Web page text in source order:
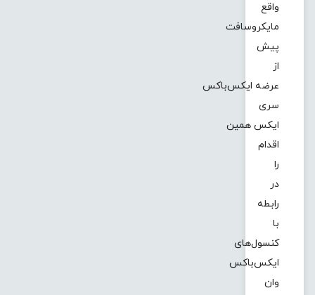
واقع
مایکروسافت
پیش
از
عرضه ایکس‌باکس
سری
ایکس همین
اقدام
را
در
رابطه
با
کنسول‌های
ایکس‌باکس
وان